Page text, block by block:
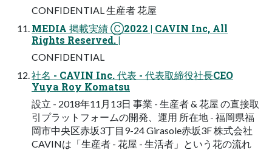
CONFIDENTIAL 生産者 花屋
MEDIA 掲載実績 Ⓒ2022 | CAVIN Inc, All
Rights Reserved. |
CONFIDENTIAL
社名 - CAVIN Inc. 代表 - 代表取締役社長CEO
Yuya Roy Komatsu
設立 - 2018年11月13日 事業 - 生産者 & 花屋 の直接取
引プラットフォームの開発、運用 所在地 - 福岡県福
岡市中央区赤坂3丁目9-24 Girasole赤坂3F 株式会社
CAVINは「生産者 - 花屋 - 生活者」という花の流れ